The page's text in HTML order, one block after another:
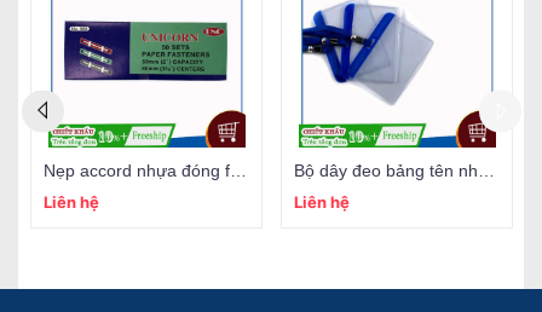
Liên hệ
Liên hệ